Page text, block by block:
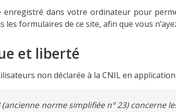
enregistré dans votre ordinateur pour
les formulaires de ce site, afin que vous
et liberté
non déclarée à la CNIL en
(ancienne norme simplifiée n° 23)